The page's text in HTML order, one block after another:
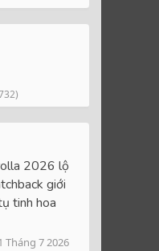
2026 lộ
giới
tinh hoa
Tháng 7 2026